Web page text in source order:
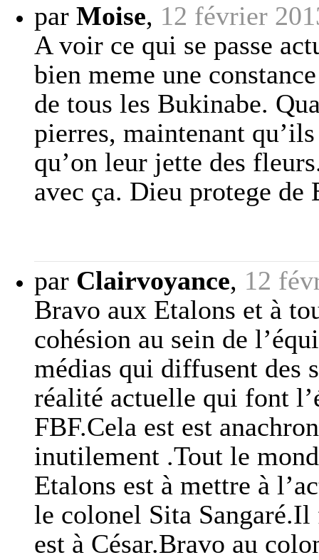
par Moise, 12 février
A voir ce qui se passe
bien meme une
de tous les Bukinabe.
pierres, maintenant
qu’on leur jette des
avec ça. Dieu protege
par Clairvoyance, 12
Bravo aux Etalons et à
cohésion au sein de
médias qui diffusent des
réalité actuelle qui font
FBF.Cela est est
inutilement .Tout le
Etalons est à mettre à
le colonel Sita
est à César.Bravo au